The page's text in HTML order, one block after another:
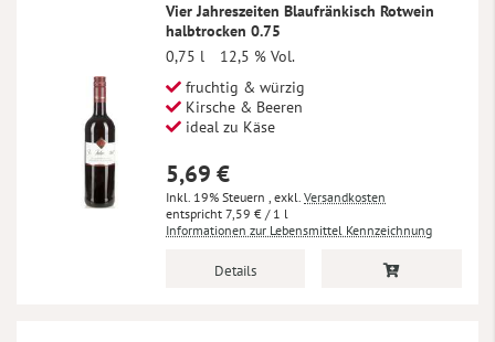
Vier Jahreszeiten Blaufränkisch Rotwein
halbtrocken 0.75
0,75 l
12,5 % Vol.
fruchtig & würzig
Kirsche & Beeren
ideal zu Käse
5,69 €
Inkl. 19% Steuern , exkl. Versandkosten
7,59 € / 1 l
Informationen zur Lebensmittel Kennzeichnung
Details